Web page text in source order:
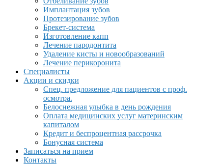
Имплантация зубов
Протезирование зубов
Брекет-система
Изготовление капп
Лечение пародонтита
Удаление кисты и новообразований
Лечение перикоронита
Специалисты
Акции и скидки
Спец. предложение для пациентов с проф.
осмотра.
Белоснежная улыбка в день рождения
Оплата медицинских услуг материнским
капиталом
Кредит и беспроцентная рассрочка
Бонусная система
Записаться на прием
Контакты